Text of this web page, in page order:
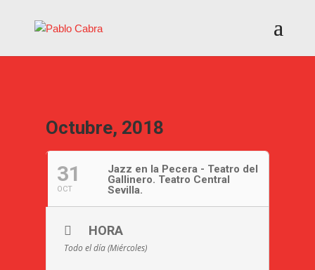
Octubre, 2018
31
OCT
Jazz en la Pecera - Teatro del
Gallinero. Teatro Central
Sevilla.
HORA
Todo el día (Miércoles)